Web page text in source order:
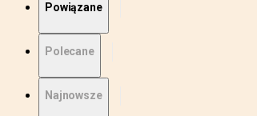
Powiązane
Polecane
Najnowsze